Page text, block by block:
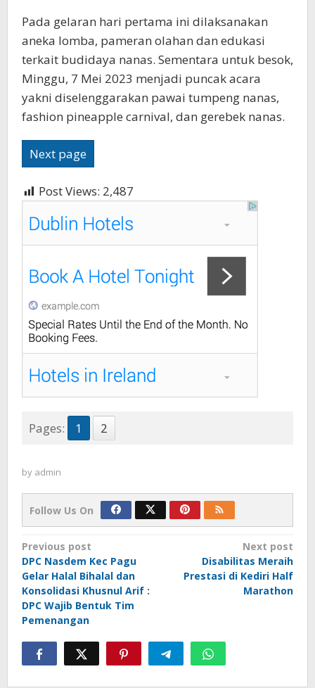
Pada gelaran hari pertama ini dilaksanakan
aneka lomba, pameran olahan dan edukasi
terkait budidaya nanas. Sementara untuk besok,
Minggu, 7 Mei 2023 menjadi puncak acara
yakni diselenggarakan pawai tumpeng nanas,
fashion pineapple carnival, dan gerebek nanas.
Next page
Post Views: 2,487
Pages: 1 2
by admin
Follow Us On
Post
navigation
Previous post
DPC Nasdem Kec Pagu
Gelar Halal Bihalal dan
Konsolidasi Khusnul Arif :
DPC Wajib Bentuk Tim
Pemenangan
Next post
Disabilitas Meraih
Prestasi di Kediri Half
Marathon